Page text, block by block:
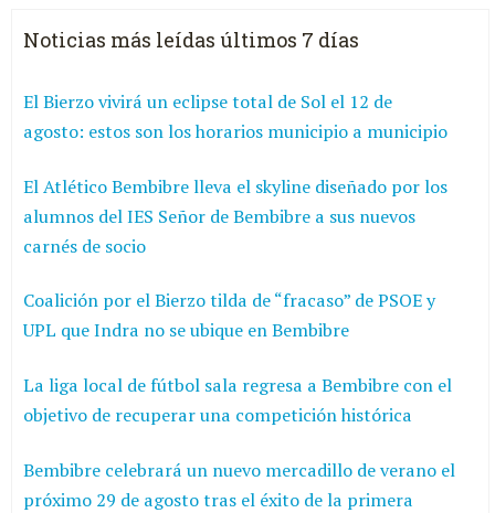
Noticias más leídas últimos 7 días
El Bierzo vivirá un eclipse total de Sol el 12 de
agosto: estos son los horarios municipio a municipio
El Atlético Bembibre lleva el skyline diseñado por los
alumnos del IES Señor de Bembibre a sus nuevos
carnés de socio
Coalición por el Bierzo tilda de “fracaso” de PSOE y
UPL que Indra no se ubique en Bembibre
La liga local de fútbol sala regresa a Bembibre con el
objetivo de recuperar una competición histórica
Bembibre celebrará un nuevo mercadillo de verano el
próximo 29 de agosto tras el éxito de la primera